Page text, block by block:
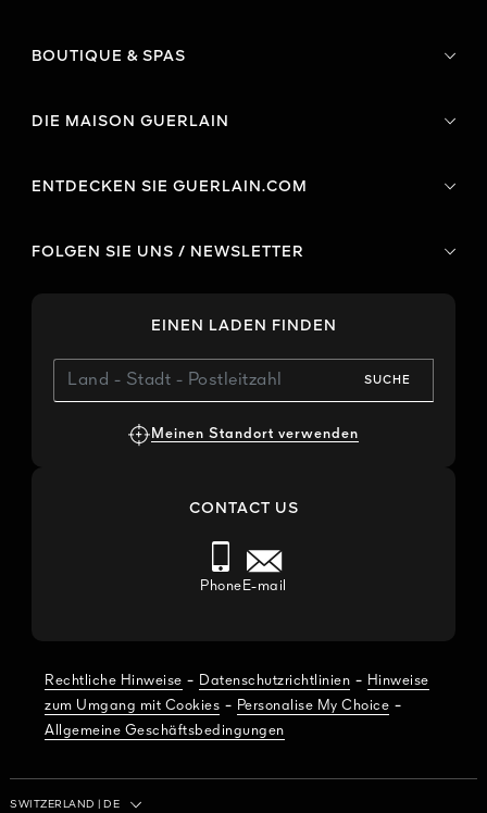
BOUTIQUE & SPAS
DIE MAISON GUERLAIN
ENTDECKEN SIE GUERLAIN.COM
FOLGEN SIE UNS / NEWSLETTER
EINEN LADEN FINDEN
SUCHE
Meinen Standort verwenden
CONTACT US
Phone E-mail
Rechtliche Hinweise - Datenschutzrichtlinien - Hinweise
zum Umgang mit Cookies - Personalise My Choice -
Allgemeine Geschäftsbedingungen
Land / Region
SWITZERLAND DE